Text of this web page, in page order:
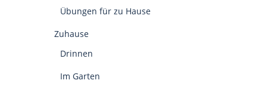
Übungen für zu Hause
Zuhause
Drinnen
Im Garten